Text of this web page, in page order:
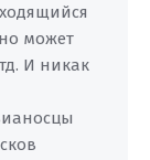
может
И никак